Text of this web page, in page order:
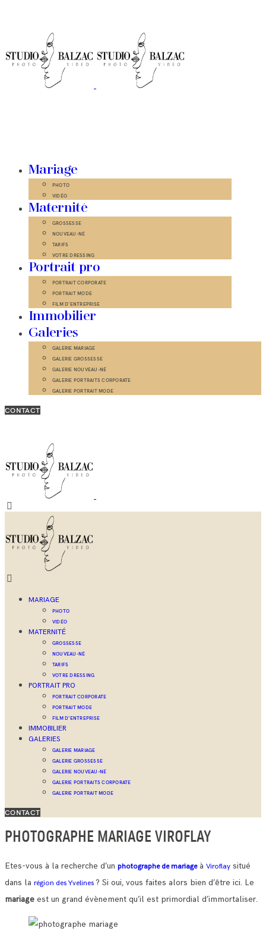
Mariage
PHOTO
VIDÉO
Maternité
GROSSESSE
NOUVEAU-NÉ
TARIFS
VOTRE DRESSING
Portrait pro
PORTRAIT CORPORATE
PORTRAIT MODE
FILM D’ENTREPRISE
Immobilier
Galeries
GALERIE MARIAGE
GALERIE GROSSESSE
GALERIE NOUVEAU-NÉ
GALERIE PORTRAITS CORPORATE
GALERIE PORTRAIT MODE
CONTACT
MARIAGE
PHOTO
VIDÉO
MATERNITÉ
GROSSESSE
NOUVEAU-NÉ
TARIFS
VOTRE DRESSING
PORTRAIT PRO
PORTRAIT CORPORATE
PORTRAIT MODE
FILM D’ENTREPRISE
IMMOBILIER
GALERIES
GALERIE MARIAGE
GALERIE GROSSESSE
GALERIE NOUVEAU-NÉ
GALERIE PORTRAITS CORPORATE
GALERIE PORTRAIT MODE
CONTACT
PHOTOGRAPHE MARIAGE VIROFLAY
Etes-vous à la recherche d’un photographe de mariageà Viroflay situé
dans la région des Yvelines ? Si oui, vous faites alors bien d’être ici. Le
mariage est un grand évènement qu’il est primordial d’immortaliser.